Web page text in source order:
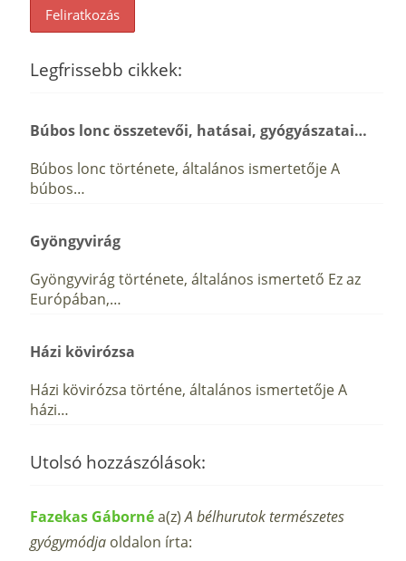
Legfrissebb cikkek:
Búbos lonc összetevői, hatásai, gyógyászatai…
Búbos lonc története, általános ismertetője A
búbos…
Gyöngyvirág
Gyöngyvirág története, általános ismertető Ez az
Európában,…
Házi kövirózsa
Házi kövirózsa történe, általános ismertetője A
házi…
Utolsó hozzászólások:
Fazekas Gábornéa(z)A bélhurutok természetes
gyógymódja oldalon írta: